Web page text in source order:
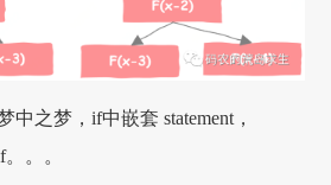
中之梦，if中嵌套 statement，
。。